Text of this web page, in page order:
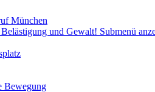
München
und Gewalt! Submenü
Bewegung